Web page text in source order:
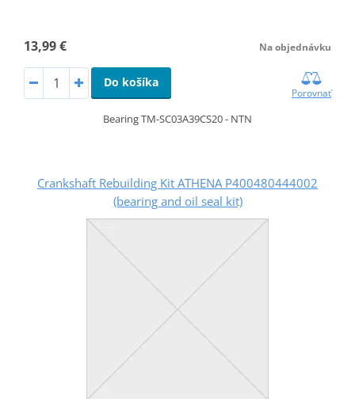
13,99 € Na objednávku
Do košíka
Porovnať
Bearing TM-SC03A39CS20 - NTN
Crankshaft Rebuilding Kit ATHENA P400480444002
(bearing and oil seal kit)